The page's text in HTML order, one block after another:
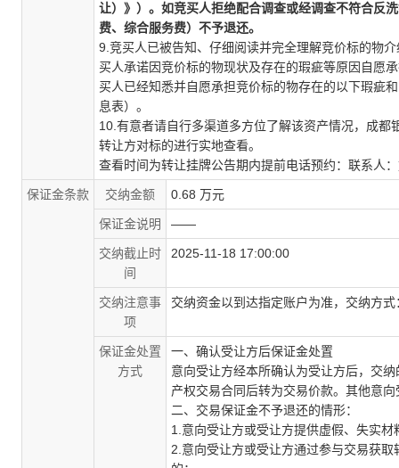
让）》）。如竞买人拒绝配合调查或经调查不符合反
费、综合服务费）不予退还。
9.竞买人已被告知、仔细阅读并完全理解竞价标的物
买人承诺因竞价标的物现状及存在的瑕疵等原因自愿
买人已经知悉并自愿承担竞价标的物存在的以下瑕疵
息表）。
10.有意者请自行多渠道多方位了解该资产情况，成
转让方对标的进行实地查看。
查看时间为转让挂牌公告期内提前电话预约：联系人
保证金条款 交纳金额 0.68 万元
保证金说明 ——
交纳截止时
间
2025-11-18 17:00:00
交纳注意事
项
交纳资金以到达指定账户为准，交纳方
保证金处置
方式
一、确认受让方后保证金处置
意向受让方经本所确认为受让方后，交
产权交易合同后转为交易价款。其他意
二、交易保证金不予退还的情形：
1.意向受让方或受让方提供虚假、失实
2.意向受让方或受让方通过参与交易获